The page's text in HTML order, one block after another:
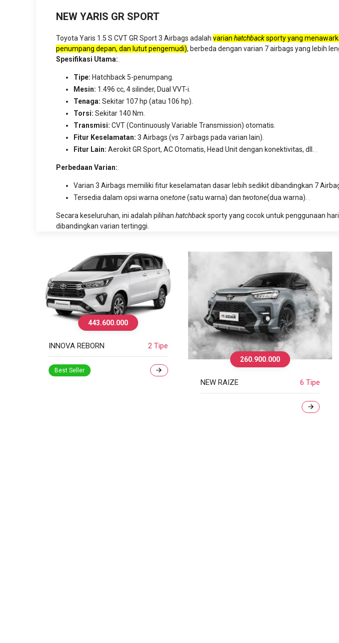
NEW YARIS GR SPORT
Toyota Yaris 1.5 S CVT GR Sport 3 Airbags adalah varian hatchbacksporty yang
penumpang depan, dan lutut pengemudi), berbeda dengan varian 7 airbags yang lebih
Spesifikasi Utama:
Tipe: Hatchback 5-penumpang.
Mesin: 1.496 cc, 4 silinder, Dual VVT-i.
Tenaga: Sekitar 107 hp (atau 106 hp).
Torsi: Sekitar 140 Nm.
Transmisi: CVT (Continuously Variable Transmission) otomatis.
Fitur Keselamatan: 3 Airbags (vs 7 airbags pada varian lain).
Fitur Lain: Aerokit GR Sport, AC Otomatis, Head Unit dengan konektivitas, dll.
Perbedaan Varian:
Varian 3 Airbags memiliki fitur keselamatan dasar lebih sedikit dibandingkan 7
Tersedia dalam opsi warna onetone(satu warna) dan twotone(dua warna).
Secara keseluruhan, ini adalah pilihan hatchbacksporty yang cocok untuk penggunaan
dibandingkan varian tertinggi.
260.900.000
182.600.000